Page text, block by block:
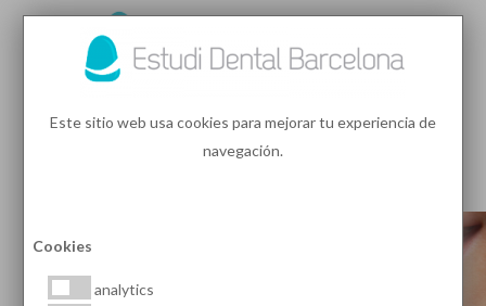
Este sitio web usa cookies para mejorar tu experiencia de
navegación.
Cookies
analytics